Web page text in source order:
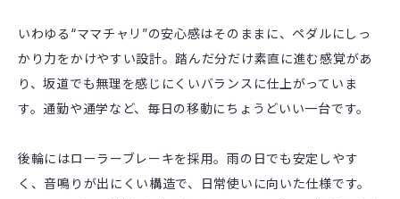
いわゆる“ママチャリ”の安心感はそのままに、ペダルにしっ
かり力をかけやすい設計。踏んだ分だけ素直に進む感覚があ
り、坂道でも無理を感じにくいバランスに仕上がっていま
す。通勤や通学など、毎日の移動にちょうどいい一台です。
後輪にはローラーブレーキを採用。雨の日でも安定しやす
く、音鳴りが出にくい構造で、日常使いに向いた仕様です。